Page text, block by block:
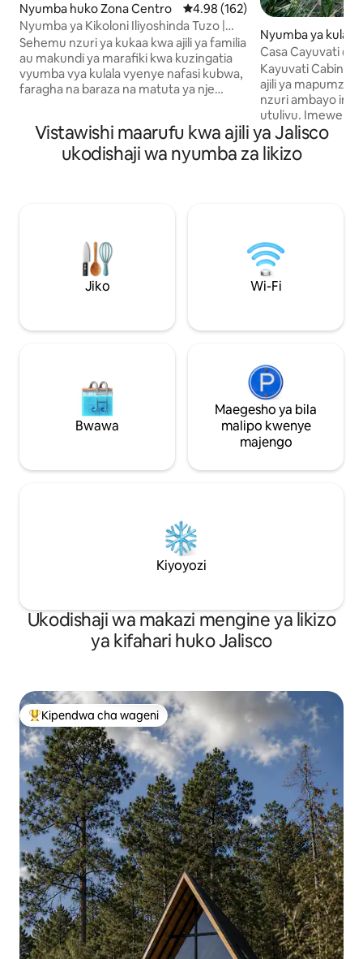
Nyumba huko Zona Centro Ukadiriaji wa wastani wa 4.98
4.98 (162)
Nyumba ya Kikoloni Iliyoshinda Tuzo |
Tembea hadi Kanisa Kuu
Sehemu nzuri ya kukaa kwa ajili ya familia
au makundi ya marafiki kwa kuzingatia
vyumba vya kulala vyenye nafasi kubwa,
faragha na baraza na matuta ya nje
mahususi ya kufanyia kazi na kadhalika
Nyumba nzuri ya futi za mraba 2,700
iliyojengwa mwishoni mwa karne ya 20,
Alcalde. Nafasi ya kwanza katika Tuzo ya
Mwaka 2020 ya Uhifadhi na Marejesho ya
Maeneo ya Kihistoria.
Nyumba ya kulala
uko San
e
Casa Cayuvati @
Retreat
Kayuvati Cabins
ajili ya
nzuri ambayo
utulivu. Imewekwa kati ya miti ya lush,
Cayuvati ni
wa Eco-
kwa mikono na
kutafakari/yoga/
kuwa na wewe
Vistawishi maarufu kwa ajili ya Jalisco
ukodishaji wa nyumba za likizo
Jiko Wi-Fi
Bwawa
Maegesho ya bila
malipo kwenye
majengo
Kiyoyozi
Ukodishaji wa makazi mengine ya likizo
ya kifahari huko Jalisco
Kipendwa maarufu cha wageni
Kipendwa cha wageni